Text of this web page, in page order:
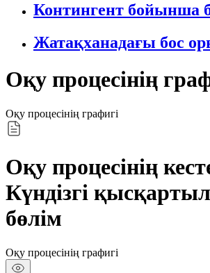
Контингент бойынша
Жатақханадағы бос
Оқу процесінің
Оқу процесінің графигі
Оқу процесінің
Күндізгі
бөлім
Оқу процесінің графигі